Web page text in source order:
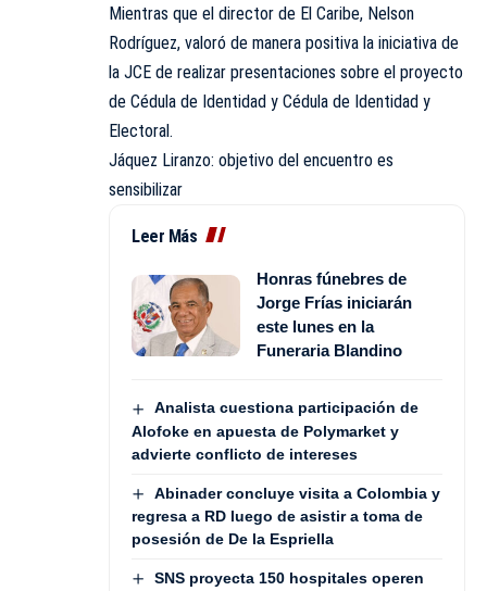
Mientras que el director de El Caribe, Nelson
Rodríguez, valoró de manera positiva la iniciativa de
la JCE de realizar presentaciones sobre el proyecto
de Cédula de Identidad y Cédula de Identidad y
Electoral.
Jáquez Liranzo: objetivo del encuentro es
sensibilizar
Leer Más
Honras fúnebres de
Jorge Frías iniciarán
este lunes en la
Funeraria Blandino
Analista cuestiona participación de
Alofoke en apuesta de Polymarket y
advierte conflicto de intereses
Abinader concluye visita a Colombia y
regresa a RD luego de asistir a toma de
posesión de De la Espriella
SNS proyecta 150 hospitales operen